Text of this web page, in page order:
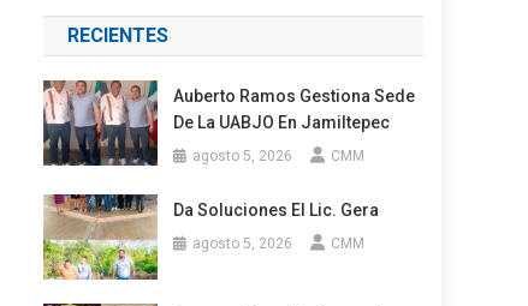
RECIENTES
Auberto Ramos Gestiona Sede
De La UABJO En Jamiltepec
agosto 5, 2026 CMM
Da Soluciones El Lic. Gera
agosto 5, 2026 CMM